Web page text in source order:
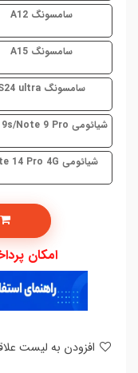
سامسونگ A12
سامسونگ A15
سامسونگ S24 ultra
شیائومی Note 9s/Note 9 Pro
شیائومی Note 14 Pro 4G
امکان پرداخت در 4